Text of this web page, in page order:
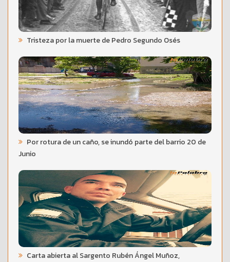
Tristeza por la muerte de Pedro Segundo Osés
Por rotura de un caño, se inundó parte del barrio 20 de
Junio
Carta abierta al Sargento Rubén Ángel Muñoz,